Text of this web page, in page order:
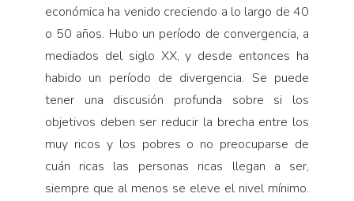
económica ha ve­nido creciendo a lo largo de 40
o 50 años. Hubo un período de convergencia, a
mediados del siglo XX, y desde entonces ha
habido un período de divergencia. Se puede
tener una discusión profunda sobre si los
objetivos deben ser reducir la brecha entre los
muy ricos y los pobres o no preocuparse de
cuán ricas las personas ricas llegan a ser,
siempre que al menos se eleve el nivel mínimo.